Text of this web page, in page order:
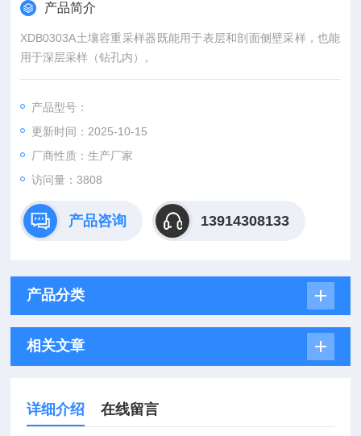
产品简介
XDB0303A土壤容重采样器既能用于表层和剖面侧壁采样，也能
用于深层采样（钻孔内）。
产品型号：
更新时间：2025-10-15
厂商性质：生产厂家
访问量：3808
产品咨询 13914308133
产品分类
相关文章
详细介绍 在线留言